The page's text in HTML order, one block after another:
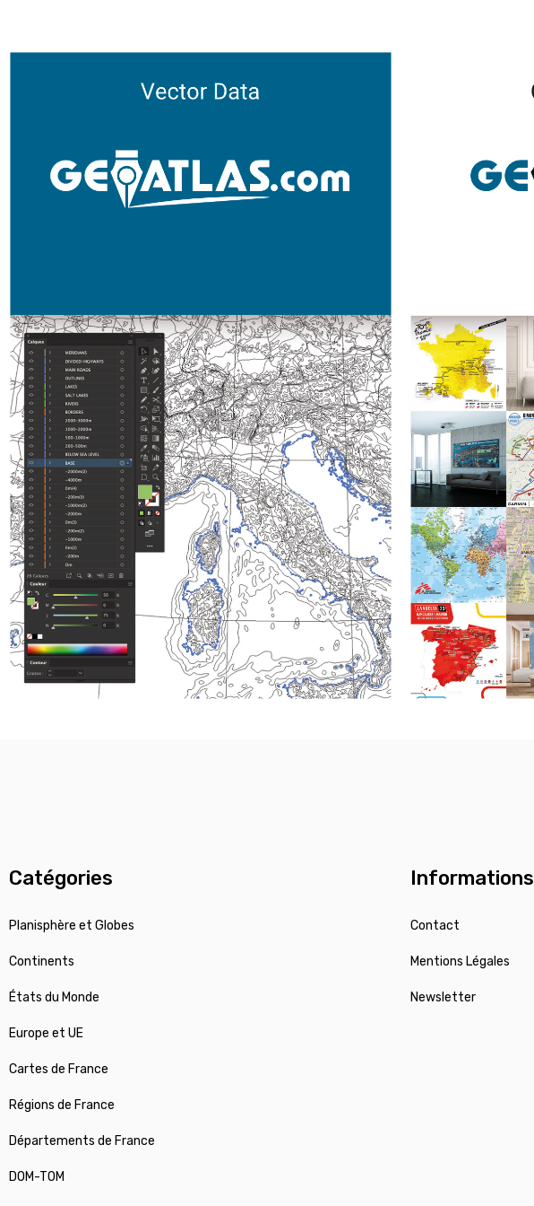
Catégories
Planisphère et Globes
Continents
États du Monde
Europe et UE
Cartes de France
Régions de France
Départements de France
DOM-TOM
Informations
Contact
Mentions Légales
Newsletter